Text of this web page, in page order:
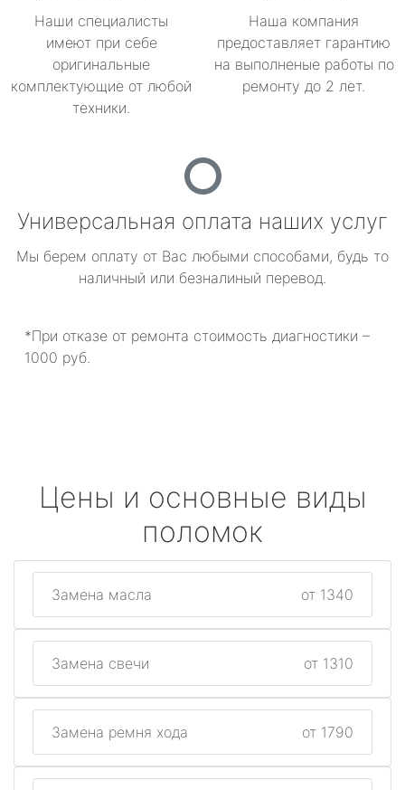
Наши специалисты
имеют при себе
оригинальные
комплектующие от любой
техники.
Наша компания
предоставляет гарантию
на выполненые работы по
ремонту до 2 лет.
Универсальная оплата наших услуг
Мы берем оплату от Вас любыми способами, будь то
наличный или безналиный перевод.
*При отказе от ремонта стоимость диагностики –
1000 руб.
Цены и основные виды
поломок
Замена масла от 1340
Замена свечи от 1310
Замена ремня хода от 1790